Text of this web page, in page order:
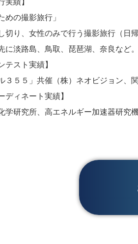
めの撮影旅行」
切り、女性のみで行う撮影旅行（日
に淡路島、鳥取、琵琶湖、奈良など。
テスト実績】
３５５」共催（株）ネオビジョン、
ディネート実績】
学研究所、高エネルギー加速器研